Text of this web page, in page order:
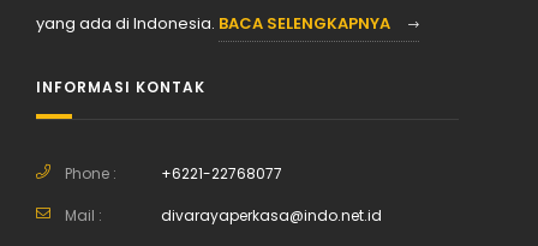
yang ada di Indonesia. BACA SELENGKAPNYA
INFORMASI KONTAK
Phone : +6221-22768077
Mail : divarayaperkasa@indo.net.id